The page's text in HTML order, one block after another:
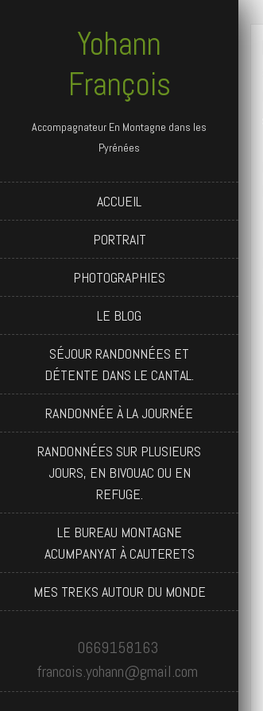
Yohann
François
Accompagnateur En Montagne dans les
Pyrénées
ACCUEIL
PORTRAIT
PHOTOGRAPHIES
LE BLOG
SÉJOUR RANDONNÉES ET
DÉTENTE DANS LE CANTAL.
RANDONNÉE À LA JOURNÉE
RANDONNÉES SUR PLUSIEURS
JOURS, EN BIVOUAC OU EN
REFUGE.
LE BUREAU MONTAGNE
ACUMPANYAT À CAUTERETS
MES TREKS AUTOUR DU MONDE
0669158163
francois.yohann@gmail.com